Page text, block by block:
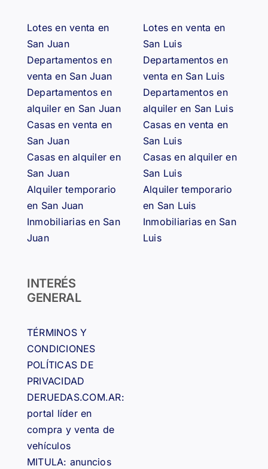
Lotes en venta en
San Juan
Departamentos en
venta en San Juan
Departamentos en
alquiler en San Juan
Casas en venta en
San Juan
Casas en alquiler en
San Juan
Alquiler temporario
en San Juan
Inmobiliarias en San
Juan
Lotes en venta en
San Luis
Departamentos en
venta en San Luis
Departamentos en
alquiler en San Luis
Casas en venta en
San Luis
Casas en alquiler en
San Luis
Alquiler temporario
en San Luis
Inmobiliarias en San
Luis
INTERÉS
GENERAL
TÉRMINOS Y
CONDICIONES
POLÍTICAS DE
PRIVACIDAD
DERUEDAS.COM.AR:
portal líder en
compra y venta de
vehículos
MITULA: anuncios